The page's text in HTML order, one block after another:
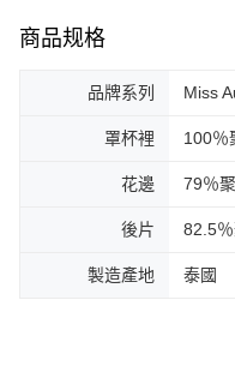
商品规格
品牌系列 Miss
罩杯裡 100％
花邊 79％
後片 82.5
製造產地 泰國